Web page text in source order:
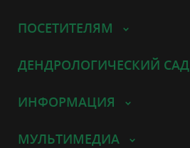
ПОСЕТИТЕЛЯМ
ДЕНДРОЛОГИЧЕСКИЙ САД
ИНФОРМАЦИЯ
МУЛЬТИМЕДИА